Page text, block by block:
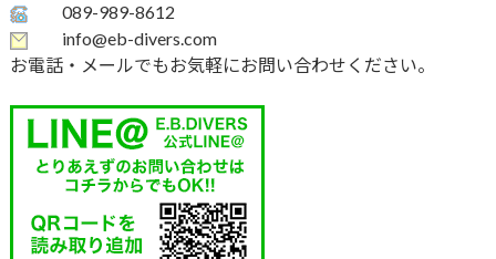
089-989-8612
info@eb-divers.com
お電話・メールでもお気軽にお問い合わせください。